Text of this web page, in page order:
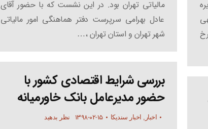
مالیاتی تهران بود. در این نشست که با حضور آقای
عادل بهرامی سرپرست دفتر هماهنگی امور مالیاتی
شهر تهران و استان تهران ،…
بررسی شرایط اقتصادی کشور با
حضور مدیرعامل بانک خاورمیانه
اخبار , اخبار سندیکا ۱۳۹۸-۰۲-۱۵ نظر بدهید